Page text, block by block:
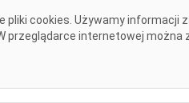
pliki cookies. Używamy
przeglądarce internetowej można